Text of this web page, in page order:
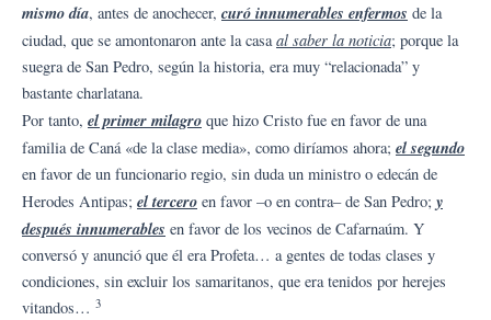
mismo día, antes de anochecer, curó innumerables enfermos de la
ciudad, que se amontonaron ante la casaal saber la noticia; porque la
suegra de San Pedro, según la historia, era muy “relacionada” y
bastante charlatana.
Por tanto, el primer milagro que hizo Cristo fue en favor de una
familia de Caná «de la clase media», como diríamos ahora; el segundo
en favor de un funcionario regio, sin duda un ministro o edecán de
Herodes Antipas; el tercero en favor –o en contra– de San Pedro; y
después innumerables en favor de los vecinos de Cafarnaúm. Y
conversó y anunció que él era Profeta… a gentes de todas clases y
condiciones, sin excluir los samaritanos, que era tenidos por herejes
vitandos… 3